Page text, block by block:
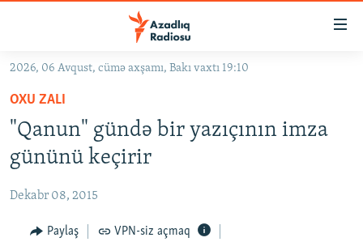
Əsas
qayıt
Əsas
naviqasiyaya
qayıt
Axtarışa
#İZAHLA
KORRUPSIOMETR
#ƏSLINDƏ
FƏRQƏ BAX
QANUNI DOĞRU
2026, 06 Avqust, cümə axşamı, Bakı vaxtı 19:10
OXU ZALI
"Qanun" gündə bir yazıçının imza
gününü keçirir
Dekabr 08, 2015
Paylaş VPN-siz açmaq